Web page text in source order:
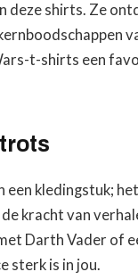
deze shirts. Ze
t-shirts een
kledingstuk;
kracht van
Darth Vader of
sterk is in jou.